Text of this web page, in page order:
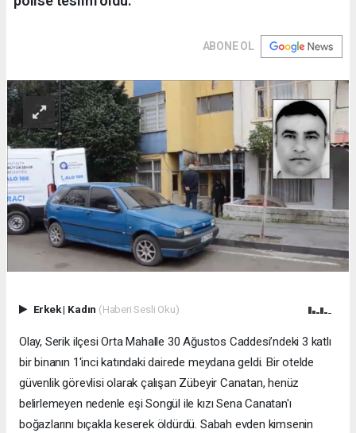
ABONE OL
Erkek| Kadın (Haberi Sesli Oku)
Olay, Serik ilçesi Orta Mahalle 30 Ağustos Caddesi’ndeki 3 katlı
bir binanın 1'inci katındaki dairede meydana geldi. Bir otelde
güvenlik görevlisi olarak çalışan Zübeyir Canatan, henüz
belirlemeyen nedenle eşi Songül ile kızı Sena Canatan'ı
boğazlarını bıçakla keserek öldürdü. Sabah evden kimsenin